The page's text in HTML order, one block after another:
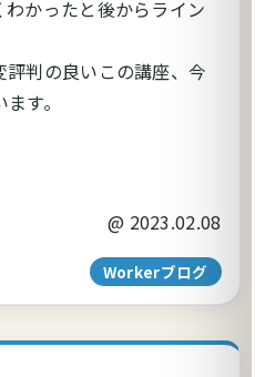
かったと後からライン
判の良いこの講座、今
す。
@ 2023.02.08
Workerブログ